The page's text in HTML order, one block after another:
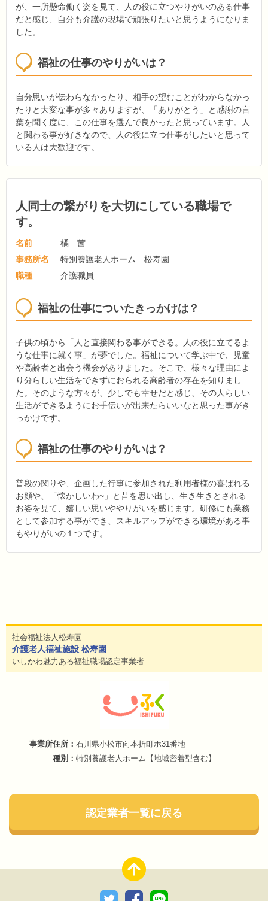
が、一所懸命働く姿を見て、人の役に立つやりがいのある仕事
だと感じ、自分も介護の現場で頑張りたいと思うようになりま
した。
福祉の仕事のやりがいは？
自分思いが伝わらなかったり、相手の望むことがわからなかっ
たりと大変な事が多々ありますが、「ありがとう」と感謝の言
葉を聞く度に、この仕事を選んで良かったと思っています。人
と関わる事が好きなので、人の役に立つ仕事がしたいと思って
いる人は大歓迎です。
人同士の繋がりを大切にしている職場で
す。
名前
橘 茜
事務所名
特別養護老人ホーム 松寿園
職種
介護職員
福祉の仕事についたきっかけは？
子供の頃から「人と直接関わる事ができる。人の役に立てるよ
うな仕事に就く事」が夢でした。福祉について学ぶ中で、児童
や高齢者と出会う機会がありました。そこで、様々な理由によ
り分らしい生活をできずにおられる高齢者の存在を知りまし
た。そのような方々が、少しでも幸せだと感じ、その人らしい
生活ができるようにお手伝いが出来たらいいなと思った事がき
っかけです。
福祉の仕事のやりがいは？
普段の関りや、企画した行事に参加された利用者様の喜ばれる
お顔や、「懐かしいわ~」と昔を思い出し、生き生きとされる
お姿を見て、嬉しい思いややりがいを感じます。研修にも業務
として参加する事ができ、スキルアップができる環境がある事
もやりがいの１つです。
社会福祉法人松寿園
介護老人福祉施設 松寿園
いしかわ魅力ある福祉職場認定事業者
石川県小松市向本折町ホ31番地
特別養護老人ホーム【地域密着型含む】
認定業者一覧に戻る